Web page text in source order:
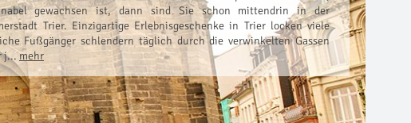
gewachsen ist, dann sind Sie schon mittendrin in der
Trier. Einzigartige Erlebnisgeschenke in Trier locken viele
Fußgänger schlendern täglich durch die verwinkelten Gassen
j...